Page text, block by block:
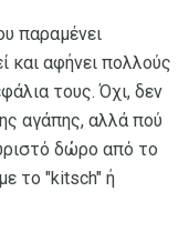
παραμένει
και αφήνει πολλούς
τους. Όχι, δεν
αγάπης, αλλά πού
δώρο από το
το "kitsch" ή